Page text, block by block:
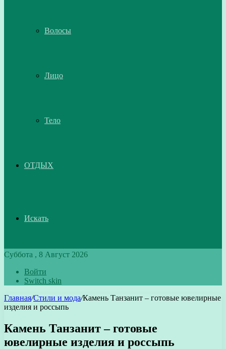
Волосы
Лицо
Тело
ОТДЫХ
Искать
Суббота , 8 Август 2026
Войти
Switch skin
Главная/Стили и мода/Камень Танзанит – готовые ювелирные
изделия и россыпь
Камень Танзанит – готовые
ювелирные изделия и россыпь